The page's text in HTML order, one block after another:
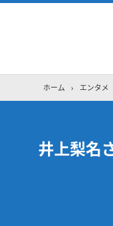
ホーム › エンタメ
井上梨名